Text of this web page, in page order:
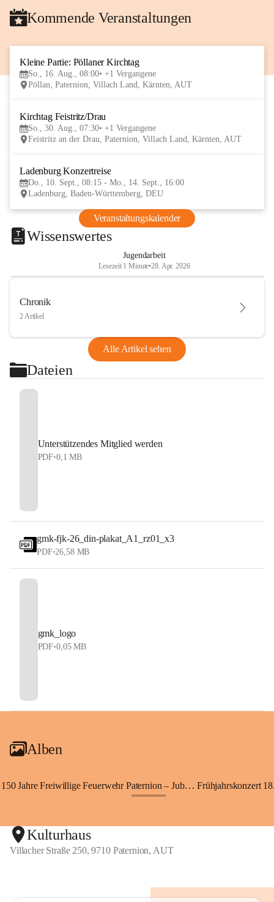
Kommende Veranstaltungen
Kleine Partie: Pöllaner Kirchtag
So., 16. Aug., 08:00 +1 Vergangene
Pöllan, Paternion, Villach Land, Kärnten, AUT
Kirchtag Feistritz/Drau
So., 30. Aug., 07:30 +1 Vergangene
Feistritz an der Drau, Paternion, Villach Land, Kärnten, AUT
Ladenburg Konzertreise
Do., 10. Sept., 08:15 - Mo., 14. Sept., 16:00
Ladenburg, Baden-Württemberg, DEU
Veranstaltungskalender
Wissenswertes
Jugendarbeit
Lesezeit 1 Minute•28. Apr. 2026
Chronik
2 Artikel
Alle Artikel sehen
Dateien
Unterstützendes Mitglied werden
PDF•0,1 MB
gmk-fjk-26_din-plakat_A1_rz01_x3
PDF•26,58 MB
gmk_logo
PDF•0,05 MB
Alben
150 Jahre Freiwillige Feuerwehr Paternion – Jubiläumsfest Frühjahrskonzert
Kulturhaus
Villacher Straße 250, 9710 Paternion, AUT